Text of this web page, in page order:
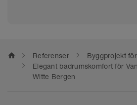
home Referenser
Byggprojekt
Elegant badrumskomfort för
Witte Bergen